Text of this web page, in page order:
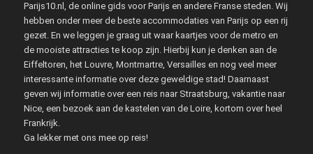
Parijs10.nl, de online gids voor Parijs en andere Franse steden. Wij
hebben onder meer de beste accommodaties van Parijs op een rij
gezet. En we leggen je graag uit waar kaartjes voor de metro en
de mooiste attracties te koop zijn. Hierbij kun je denken aan de
Eiffeltoren, het Louvre, Montmartre, Versailles en nog veel meer
interessante informatie over deze geweldige stad! Daarnaast
geven wij informatie over een reis naar Straatsburg, vakantie naar
Nice, een bezoek aan de kastelen van de Loire, kortom over heel
Frankrijk.
Ga lekker met ons mee op reis!